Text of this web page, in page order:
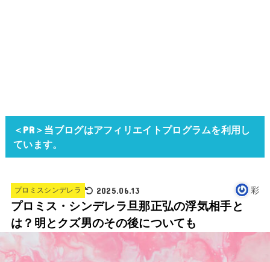
＜PR＞当ブログはアフィリエイトプログラムを利用し
ています。
プロミスシンデレラ 2025.06.13 彩
プロミス・シンデレラ旦那正弘の浮気相手と
は？明とクズ男のその後についても